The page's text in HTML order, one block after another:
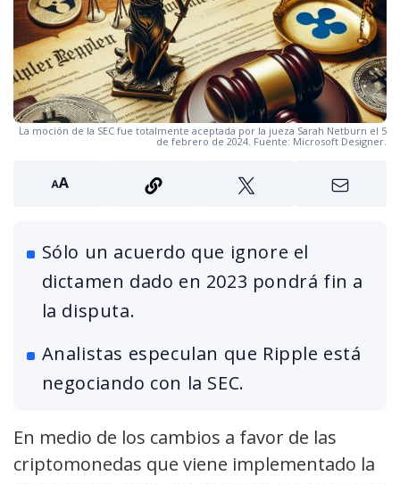
La moción de la SEC fue totalmente aceptada por la jueza Sarah Netburn el 5
de febrero de 2024. Fuente: Microsoft Designer.
Sólo un acuerdo que ignore el
dictamen dado en 2023 pondrá fin a
la disputa.
Analistas especulan que Ripple está
negociando con la SEC.
En medio de los cambios a favor de las
criptomonedas que viene implementado la